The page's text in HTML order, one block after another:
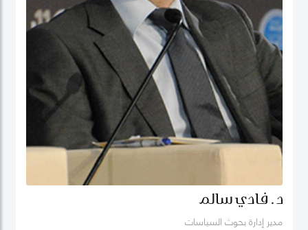
د. فادي سالم
مدير إدارة بحوث السياسات